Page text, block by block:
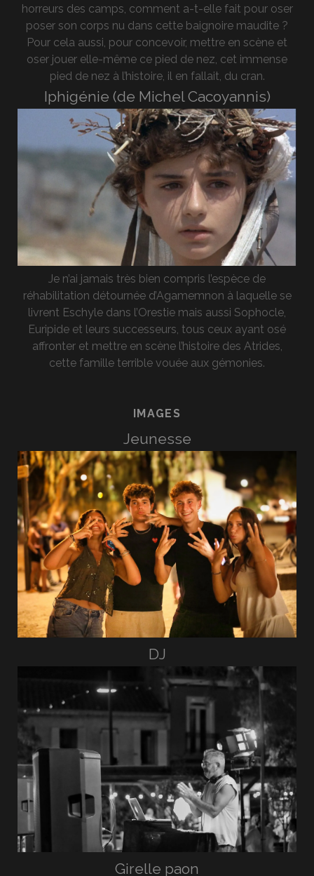
horreurs des camps, comment a-t-elle fait pour oser
poser son corps nu dans cette baignoire maudite ?
Pour cela aussi, pour concevoir, mettre en scène et
oser jouer elle-même ce pied de nez, cet immense
pied de nez à l’histoire, il en fallait, du cran.
Iphigénie (de Michel Cacoyannis)
Je n’ai jamais très bien compris l’espèce de
réhabilitation détournée d’Agamemnon à laquelle se
livrent Eschyle dans l’Orestie mais aussi Sophocle,
Euripide et leurs successeurs, tous ceux ayant osé
affronter et mettre en scène l’histoire des Atrides,
cette famille terrible vouée aux gémonies.
IMAGES
Jeunesse
DJ
Girelle paon